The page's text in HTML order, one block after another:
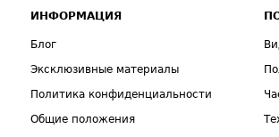
ИНФОРМАЦИЯ
Блог
Эксклюзивные материалы
Политика конфиденциальности
Общие положения